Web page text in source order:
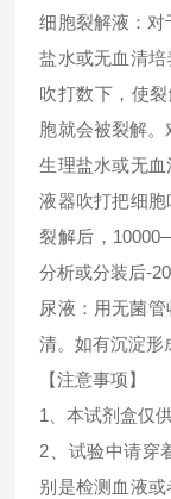
细胞裂解液：对
盐水或无血清
吹打数下，使
胞就会被裂解。
生理盐水或无
液器吹打把细
裂解后，
分析或分装后-
尿液：用无菌
清。如有沉淀形
【注意事项】
1、本试剂盒仅
2、试验中请穿
别是检测血液